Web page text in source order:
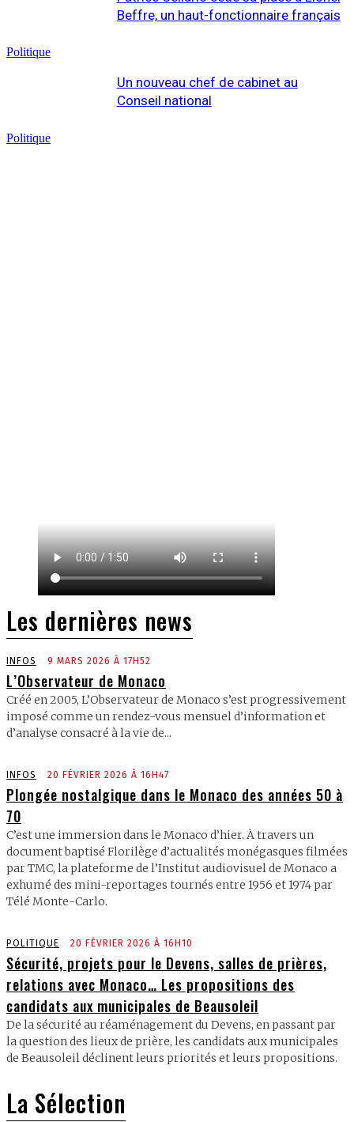
Politique
Beffre, un haut-fonctionnaire français
Politique
Un nouveau chef de cabinet au
Conseil national
Les dernières news
INFOS 9 MARS 2026 À 17H52
L’Observateur de Monaco
Créé en 2005, L’Observateur de Monaco s’est progressivement
imposé comme un rendez-vous mensuel d’information et
d’analyse consacré à la vie de...
INFOS 20 FÉVRIER 2026 À 16H47
Plongée nostalgique dans le Monaco des années 50 à
70
C’est une immersion dans le Monaco d’hier. À travers un
document baptisé Florilège d’actualités monégasques filmées
par TMC, la plateforme de l’Institut audiovisuel de Monaco a
exhumé des mini-reportages tournés entre 1956 et 1974 par
Télé Monte-Carlo.
POLITIQUE 20 FÉVRIER 2026 À 16H10
Sécurité, projets pour le Devens, salles de prières,
relations avec Monaco… Les propositions des
candidats aux municipales de Beausoleil
De la sécurité au réaménagement du Devens, en passant par
la question des lieux de prière, les candidats aux municipales
de Beausoleil déclinent leurs priorités et leurs propositions.
La Sélection